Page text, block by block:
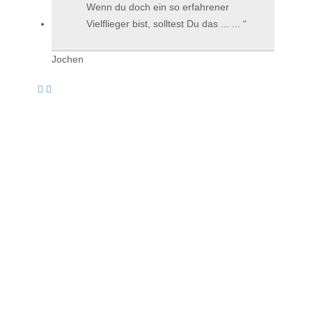
Wenn du doch ein so erfahrener
Vielflieger bist, solltest Du das ... ...
Jochen